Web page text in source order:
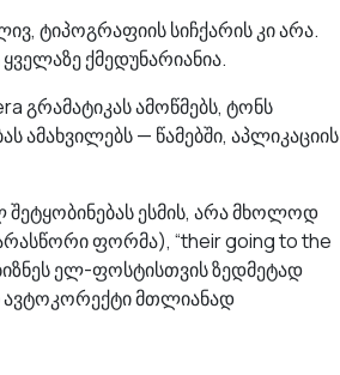
ტიპოგრაფიის სიჩქარის კი არა.
ქმედუნარიანია.
გრამატიკას ამოწმებს, ტონს
ამახვილებს — წამებში, აპლიკაციის
შეტყობინებას ესმის, არა მხოლოდ
არასწორი ფორმა), “their going to the
ელ-ფოსტისთვის ზედმეტად
ავტოკორექტი მთლიანად